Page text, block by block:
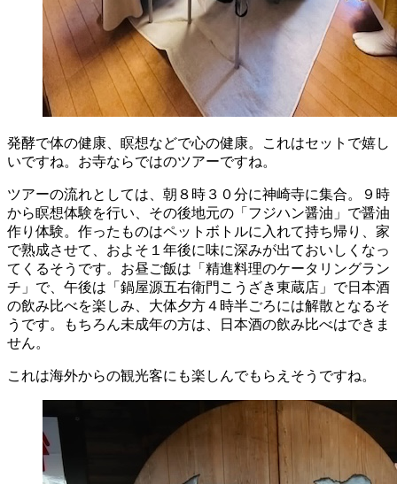
発酵で体の健康、瞑想などで心の健康。これはセットで嬉し
いですね。お寺ならではのツアーですね。
ツアーの流れとしては、朝８時３０分に神崎寺に集合。９時
から瞑想体験を行い、その後地元の「フジハン醤油」で醤油
作り体験。作ったものはペットボトルに入れて持ち帰り、家
で熟成させて、およそ１年後に味に深みが出ておいしくなっ
てくるそうです。お昼ご飯は「精進料理のケータリングラン
チ」で、午後は「鍋屋源五右衛門こうざき東蔵店」で日本酒
の飲み比べを楽しみ、大体夕方４時半ごろには解散となるそ
うです。もちろん未成年の方は、日本酒の飲み比べはできま
せん。
これは海外からの観光客にも楽しんでもらえそうですね。